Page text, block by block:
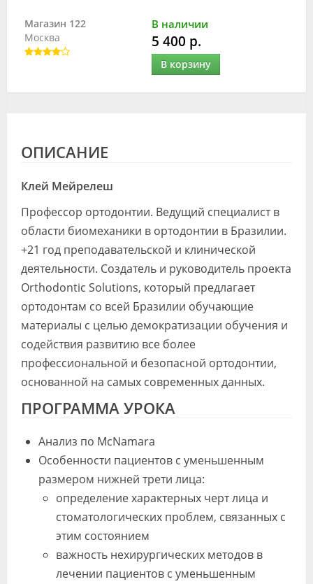
Магазин 122
Москва
В наличии
5 400 р.
В корзину
ОПИСАНИЕ
Клей Мейрелеш
Профессор ортодонтии. Ведущий специалист в
области биомеханики в ортодонтии в Бразилии.
+21 год преподавательской и клинической
деятельности. Создатель и руководитель проекта
Orthodontic Solutions, который предлагает
ортодонтам со всей Бразилии обучающие
материалы с целью демократизации обучения и
содействия развитию все более
профессиональной и безопасной ортодонтии,
основанной на самых современных данных.
ПРОГРАММА УРОКА
Анализ по McNamara
Особенности пациентов с уменьшенным
размером нижней трети лица:
определение характерных черт лица и
стоматологических проблем, связанных с
этим состоянием
важность нехирургических методов в
лечении пациентов с уменьшенным